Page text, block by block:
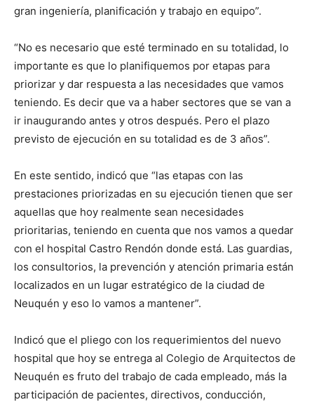
gran ingeniería, planificación y trabajo en equipo”.
“No es necesario que esté terminado en su totalidad, lo
importante es que lo planifiquemos por etapas para
priorizar y dar respuesta a las necesidades que vamos
teniendo. Es decir que va a haber sectores que se van a
ir inaugurando antes y otros después. Pero el plazo
previsto de ejecución en su totalidad es de 3 años”.
En este sentido, indicó que “las etapas con las
prestaciones priorizadas en su ejecución tienen que ser
aquellas que hoy realmente sean necesidades
prioritarias, teniendo en cuenta que nos vamos a quedar
con el hospital Castro Rendón donde está. Las guardias,
los consultorios, la prevención y atención primaria están
localizados en un lugar estratégico de la ciudad de
Neuquén y eso lo vamos a mantener”.
Indicó que el pliego con los requerimientos del nuevo
hospital que hoy se entrega al Colegio de Arquitectos de
Neuquén es fruto del trabajo de cada empleado, más la
participación de pacientes, directivos, conducción,